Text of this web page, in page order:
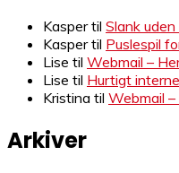
Kaspertil Slank
Kaspertil Puslespil
Lise til Webmail –
Lise til Hurtigt
Kristina til Webmail
Arkiver